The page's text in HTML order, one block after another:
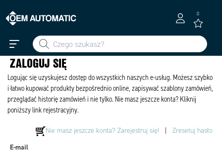
0
ZALOGUJ SIĘ
Logując się uzyskujesz dostęp do wszystkich naszych e-usług. Możesz szybko
i łatwo kupować produkty bezpośrednio online, zapisywać szablony zamówień,
przeglądać historię zamówień i nie tylko. Nie masz jeszcze konta? Kliknij
poniższy link rejestracyjny.
Nie masz jeszcze konta? Zarejestruj się! Zresetuj hasło
E-mail